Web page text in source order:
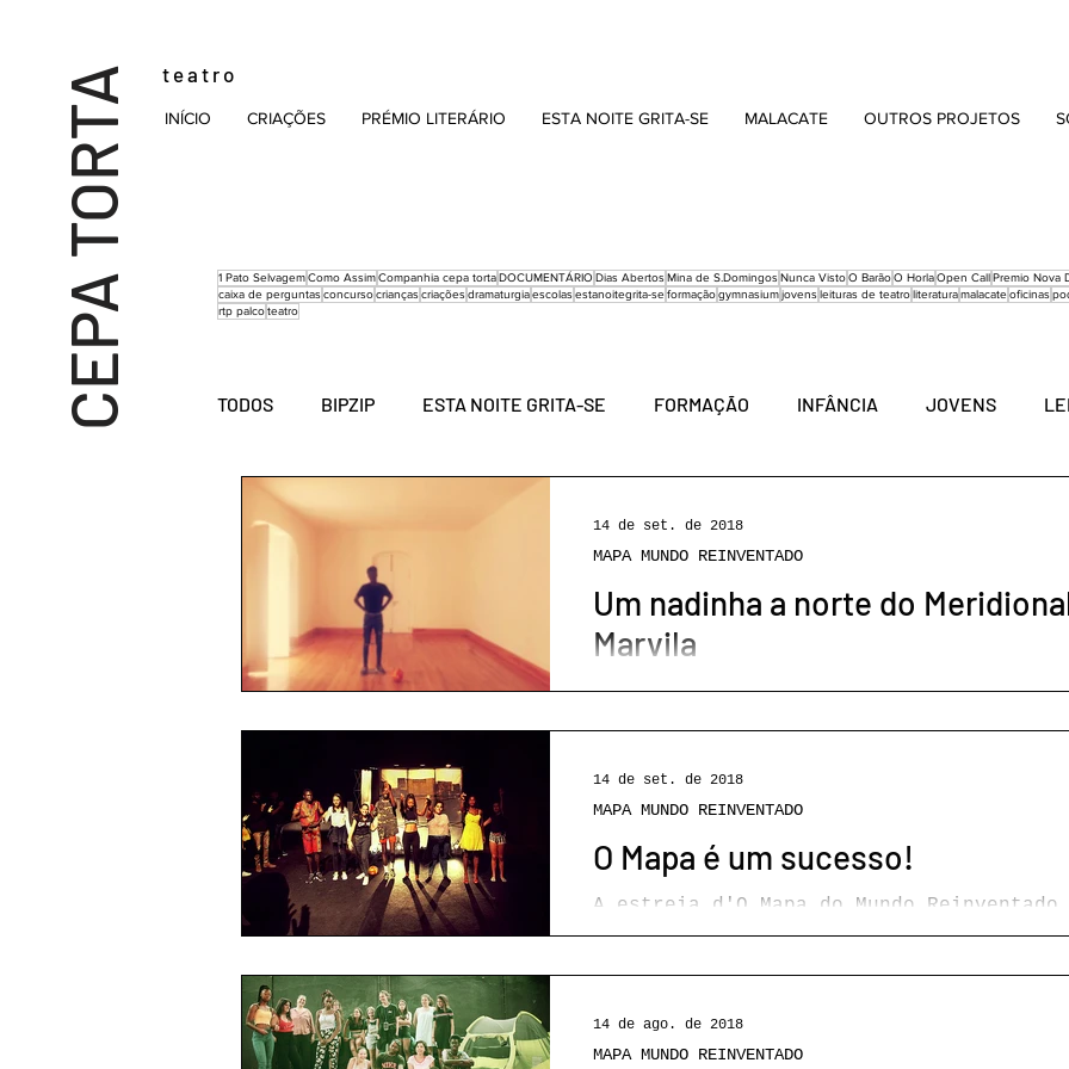
CEPA TORTA t e a t r o
INÍCIO CRIAÇÕES PRÉMIO LITERÁRIO ESTA NOITE GRITA-SE MALACATE OUTROS PROJETOS
1 Pato SelvagemComo AssimCompanhia cepa tortaDOCUMENTÁRIO Dias AbertosMina de S.DomingosNunca VistoO BarãoO HorlaOpen CallPremio Nova
caixa de perguntasconcursocriançascriaçõesdramaturgiaescolasestanoitegrita-seformaçãogymnasiumjovensleituras de teatroliteraturamalacateoficinas
rtp palcoteatro
TODOS BIPZIP ESTA NOITE GRITA-SE FORMAÇÃO INFÂNCIA JOVENS
MALACATE
PRÉMIO NOVA DRAMATURGIA PROGRAMAÇÃO REBENTO RESIDÊNCIAS
DOCUMENTARIO PRODUÇÕES CONFERÊNCIAS RECOMEÇAR CRIAÇÃO
Um nadinha a norte do
Marvila
É aqui, na Biblioteca de Marvila, separada do Meridional por
MAPA MUNDO REINVENTADO
14 de set. de 2018
O Mapa é um sucesso!
A estreia d'O Mapa do Mundo
de 160 pessoas assistiram, de 7 a 9 de
MAPA MUNDO REINVENTADO
14 de set. de 2018
MAPA MUNDO REINVENTADO
14 de ago. de 2018